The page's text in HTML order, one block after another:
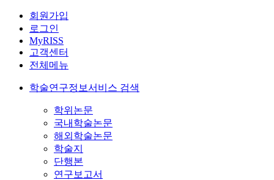
회원가입
로그인
MyRISS
고객센터
전체메뉴
학술연구정보서비스 검색
학위논문
국내학술논문
해외학술논문
학술지
단행본
연구보고서